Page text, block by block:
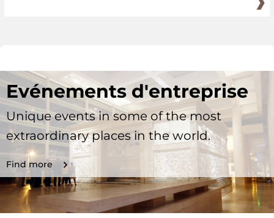
Evénements d'entreprise
Unique events in some of the most
extraordinary places in the world.
Find more